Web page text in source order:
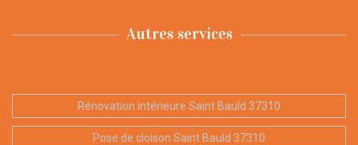
Autres services
Rénovation intérieure Saint Bauld 37310
Pose de cloison Saint Bauld 37310